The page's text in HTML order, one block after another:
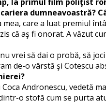
dumneavoastră?
care a luat premiul
că aş fi onorat. A văzut
vrei să dai o probă, să
de-o vârstă şi Cotescu
Andronescu, vedetă
o stofă cum se purta